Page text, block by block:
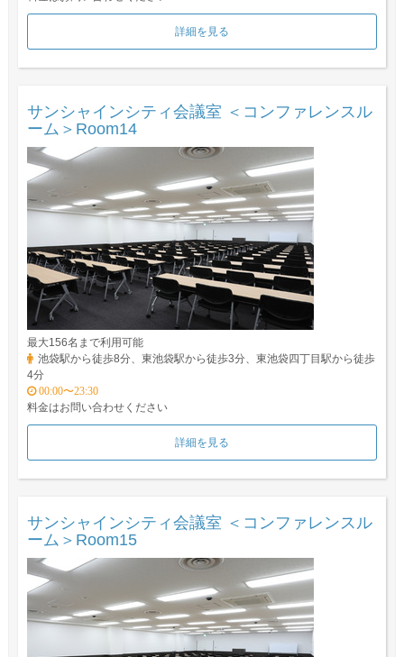
詳細を見る
サンシャインシティ会議室 ＜コンファレンスル
ーム＞Room14
最大156名まで利用可能
池袋駅から徒歩8分、東池袋駅から徒歩3分、東池袋四丁目駅から徒歩
4分
00:00〜23:30
料金はお問い合わせください
詳細を見る
サンシャインシティ会議室 ＜コンファレンスル
ーム＞Room15